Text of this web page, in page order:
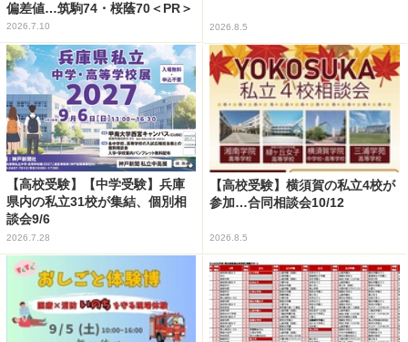
偏差値…筑駒74・桜蔭70＜PR＞
2026.7.10 2026.8.5
【高校受験】【中学受験】兵庫
県内の私立31校が集結、個別相
談会9/6
2026.7.28
【高校受験】横須賀の私立4校が
参加…合同相談会10/12
2026.8.5